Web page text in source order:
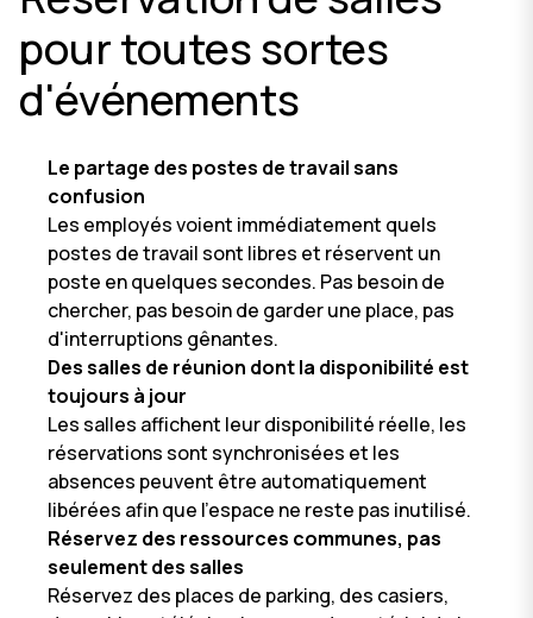
pour toutes sortes
d'événements
Le partage des postes de travail sans
confusion
Les employés voient immédiatement quels
postes de travail sont libres et réservent un
poste en quelques secondes. Pas besoin de
chercher, pas besoin de garder une place, pas
d'interruptions gênantes.
Des salles de réunion dont la disponibilité est
toujours à jour
Les salles affichent leur disponibilité réelle, les
réservations sont synchronisées et les
absences peuvent être automatiquement
libérées afin que l'espace ne reste pas inutilisé.
Réservez des ressources communes, pas
seulement des salles
Réservez des places de parking, des casiers,